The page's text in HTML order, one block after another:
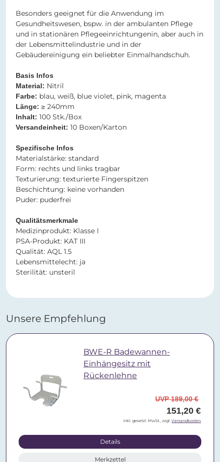
Besonders geeignet für die Anwendung im
Gesundheitswesen, bspw. in der ambulanten Pflege
und in stationären Pflegeeinrichtungenin, aber auch in
der Lebensmittelindustrie und in der
Gebäudereinigung ein beliebter Einmalhandschuh.
Basis Infos
Material: Nitril​​
Farbe: blau, weiß, blue violet, pink, magenta
Länge: ≥ 240mm
Inhalt: 100 Stk./Box
Versandeinheit: 10 Boxen/Karton
Spezifische Infos​​​​​​​
​​​​​​​Materialstärke: standard
Form: rechts und links tragbar
Texturierung: texturierte Fingerspitzen
Beschichtung: keine vorhanden
Puder: puderfrei
Qualitätsmerkmale
Medizinprodukt: Klasse I
PSA-Produkt: KAT III
Qualität: AQL 1.5
Lebensmittelecht: ja
Sterilität: unsteril
Unsere Empfehlung
BWE-R Badewannen-
Einhängesitz mit
Rückenlehne
UVP 189,00 €
151,20 €
inkl. gesetzl. MwSt., zzgl.Versandkosten
Details
Merkzettel